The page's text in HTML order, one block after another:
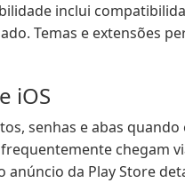
inclui
Temas e extensões
iOS
senhas e abas
chegam
da Play Store